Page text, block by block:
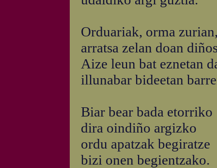
Orduariak, orma
arratsa zelan doan
Aize leun bat eznetan
illunabar bideetan
Biar bear bada etorriko
dira oindiño argizko
ordu apatzak begiratze
bizi onen begientzako.